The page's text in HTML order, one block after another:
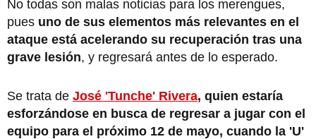
No todas son malas noticias para los merengues,
pues uno de sus elementos más relevantes en el
ataque está acelerando su recuperación tras una
grave lesión, y regresará antes de lo esperado.
Se trata de José 'Tunche' Rivera, quien estaría
esforzándose en busca de regresar a jugar con el
equipo para el próximo 12 de mayo, cuando la 'U'